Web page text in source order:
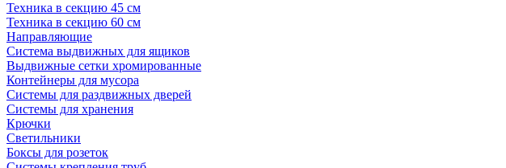
Техника в секцию 45 см
Техника в секцию 60 см
Направляющие
Система выдвижных для ящиков
Выдвижные сетки хромированные
Контейнеры для мусора
Системы для раздвижных дверей
Системы для хранения
Крючки
Светильники
Боксы для розеток